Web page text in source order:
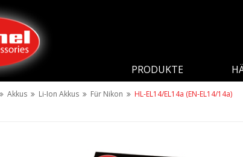
PRODUKTE
Akkus Li-Ion Akkus Für Nikon HL-EL14/EL14a (EN-EL14/14a)